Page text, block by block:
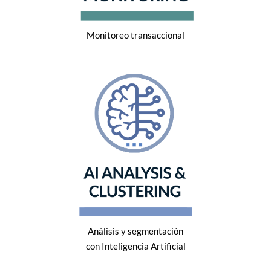
Monitoreo transaccional
Análisis y segmentación
con Inteligencia Artificial